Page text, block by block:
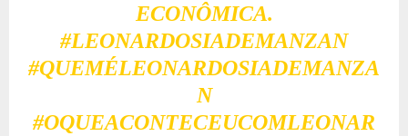
ECONÔMICA.
#LEONARDOSIADEMANZAN
#QUEMÉLEONARDOSIADEMANZA
N
#OQUEACONTECEUCOMLEONAR